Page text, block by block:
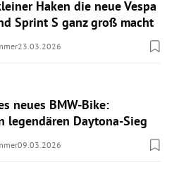
Haken die neue Vespa
Sprint S ganz groß macht
23.03.2026
neues BMW-Bike:
legendären Daytona-Sieg
09.03.2026